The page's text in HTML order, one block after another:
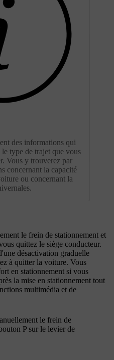
des informations qui
type de trajet que vous
Vous y trouverez par
concernant la capacité
ou concernant la
le frein de stationnement et
quittez le siège conducteur.
désactivation graduelle
à quitter la voiture. Vous
en stationnement si vous
la mise en stationnement tout
multimédia et de
le frein de
P sur le levier de